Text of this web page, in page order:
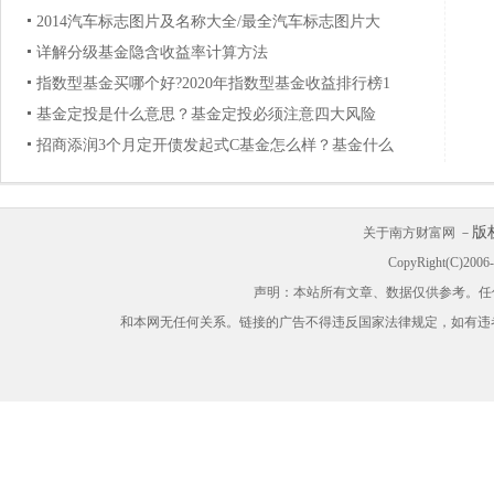
2014汽车标志图片及名称大全/最全汽车标志图片大
详解分级基金隐含收益率计算方法
指数型基金买哪个好?2020年指数型基金收益排行榜1
基金定投是什么意思？基金定投必须注意四大风险
招商添润3个月定开债发起式C基金怎么样？基金什么
关于南方财富网 － 版
声明：本站所有文章、数据仅供参考。
和本网无任何关系。链接的广告不得违反国家法律规定，如有